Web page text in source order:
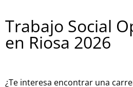
Trabajo Social
en Riosa 2026
¿Te interesa encontrar una